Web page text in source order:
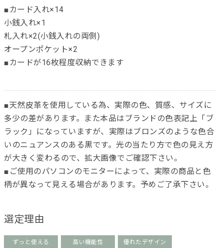
■カード入れ×14
小銭入れ×1
札入れ×2(小銭入れの両側)
オープンポケット×2
■カードが16枚程度収納できます
■天然皮革を使用している為、実際の色、質感、サイズに
多少の差があります。また本品はブランドの色表記上「ブ
ラック」になっていますが、実際はブロンズのような色合
いのニュアンスのある黒です。光の当たり方で色の見え方
が大きく変わるので、拡大画像でご確認下さい。
■ご使用のパソコンのモニターによって、実際の商品と色
柄が異なって見える場合があります。予めご了承下さい。
選定理由
ずっと使える 高い機能性 優れたデザイン